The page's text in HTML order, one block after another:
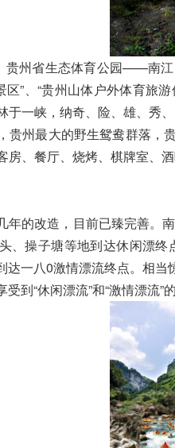
贵州省生态体育公园——南
区”、“贵州山体户外体育
于一峡，纳奇、险、雄、
贵州最大的野生鸳鸯群落，
房、餐厅、烧烤、棋牌室、
年的改造，目前已臻完善。
、操子塘等地到达休闲漂
达一八0激情漂流终点。相
到“休闲漂流”和“激情漂流